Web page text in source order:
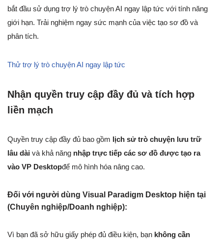
bắt đầu sử dụng trợ lý trò chuyện AI ngay lập tức với tính năng
giới hạn. Trải nghiệm ngay sức mạnh của việc tạo sơ đồ và
phân tích.
Thử trợ lý trò chuyện AI ngay lập tức
Nhận quyền truy cập đầy đủ và tích hợp
liền mạch
Quyền truy cập đầy đủ bao gồm lịch sử trò chuyện lưu trữ
lâu dài và khả năng nhập trực tiếp các sơ đồ được tạo ra
vào VP Desktopđể mô hình hóa nâng cao.
Đối với người dùng Visual Paradigm Desktop hiện tại
(Chuyên nghiệp/Doanh nghiệp):
Vì bạn đã sở hữu giấy phép đủ điều kiện, bạn không cần